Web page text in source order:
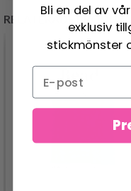
RELATERADE
Bli en del av
exklusiv
stickmönster